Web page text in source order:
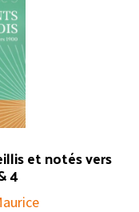
et notés vers
4